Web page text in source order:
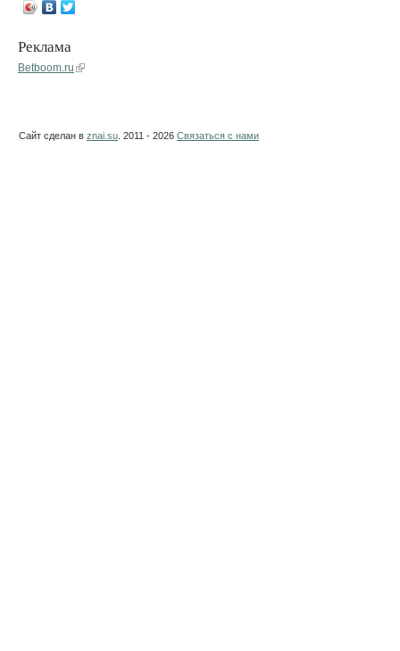
Реклама
Betboom.ru
Сайт сделан в znai.su . 2011 - 2026 Связаться с нами